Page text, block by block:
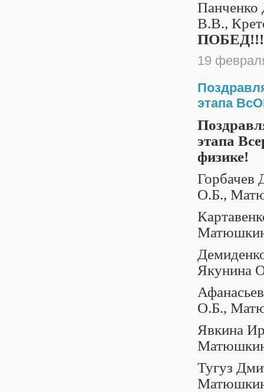
Панченко
В.В.,
ПОБЕД!!!
19
этапа
этапа
физике!
Горбачев
О.Б.,
Якунина
О.Б.,
Явкина
Тугуз